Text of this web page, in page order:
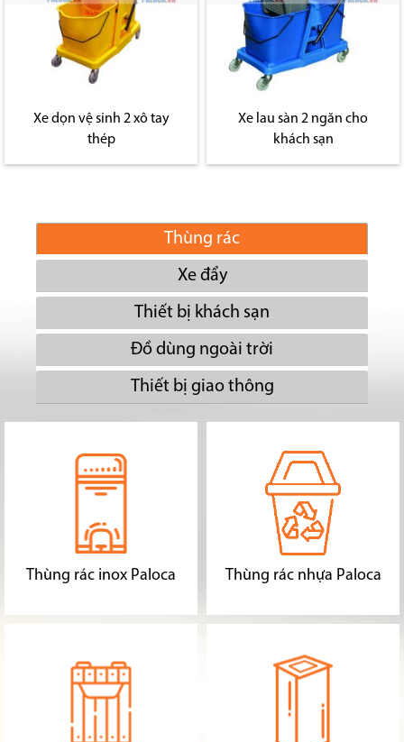
Xe dọn vệ sinh 2 xô tay
thép
Xe lau sàn 2 ngăn cho
khách sạn
Thùng rác
Xe đẩy
Thiết bị khách sạn
Đồ dùng ngoài trời
Thiết bị giao thông
Thùng rác inox Paloca Thùng rác nhựa Paloca